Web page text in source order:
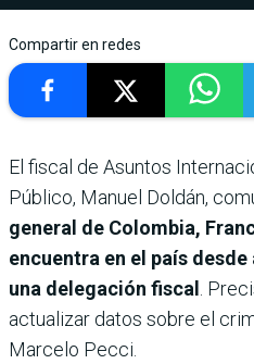
Compartir en redes
El fiscal de Asuntos
Público, Manuel Doldán,
general de Colombia,
encuentra en el país
una delegación fiscal .
actualizar datos sobre el
Marcelo Pecci.